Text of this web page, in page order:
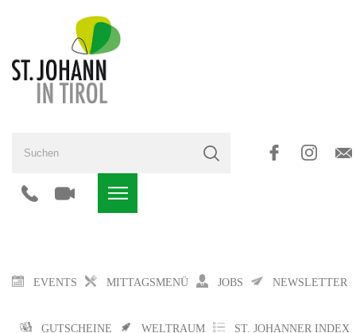
EVENTS MITTAGSMENÜ JOBS NEWSLETTER
GUTSCHEINE WELTRAUM ST. JOHANNER INDEX